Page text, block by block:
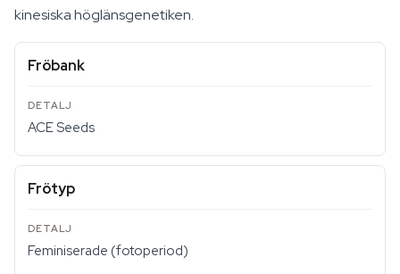
kinesiska höglänsgenetiken.
Fröbank
ACE Seeds
Frötyp
Feminiserade (fotoperiod)